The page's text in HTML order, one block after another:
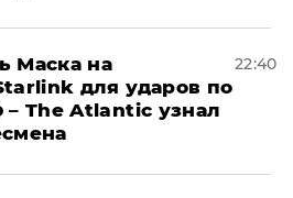
Маска на
для ударов по
The Atlantic узнал
22:40